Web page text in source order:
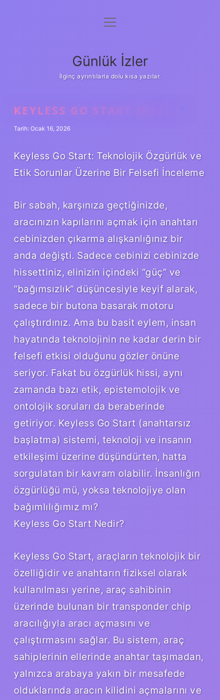
Anasayfa
Yasal Uyarı
menüyü
Günlük İzler
İlginç ayrıntılarla dolu kısa yazılar.
KEYLESS GO START NEDIR ?
Tarih: Ocak 16, 2026
Keyless Go Start: Teknolojik Özgürlük ve
Etik Sorunlar Üzerine Bir Felsefi İnceleme
Bir sabah, karşınıza geçtiğinizde,
aracınızın kapılarını açmak için anahtarı
cebinizden çıkarma alışkanlığınız bir
anda değişti. Sadece cebinizi cebinizde
hissettiniz, elinizin içindeki “güç” ve
“bağımsızlık” düşüncesiyle keyif alarak,
sadece bir butona basarak motoru
çalıştırdınız. Ama bu basit eylem, insan
hayatında teknolojinin ne kadar derin bir
felsefi etkisi olduğunu gözler önüne
seriyor. Fakat bu özgürlük hissi, aynı
zamanda bazı etik, epistemolojik ve
ontolojik soruları da beraberinde
getiriyor. Keyless Go Start (anahtarsız
başlatma) sistemi, teknoloji ve insanın
etkileşimi üzerine düşündürten, hatta
sorgulatan bir kavram olabilir. İnsanlığın
özgürlüğü mü, yoksa teknolojiye olan
bağımlılığımız mı?
Keyless Go Start Nedir?
Keyless Go Start, araçların teknolojik bir
özelliğidir ve anahtarın fiziksel olarak
kullanılması yerine, araç sahibinin
üzerinde bulunan bir transponder chip
aracılığıyla aracı açmasını ve
çalıştırmasını sağlar. Bu sistem, araç
sahiplerinin ellerinde anahtar taşımadan,
yalnızca arabaya yakın bir mesafede
olduklarında aracın kilidini açmalarını ve